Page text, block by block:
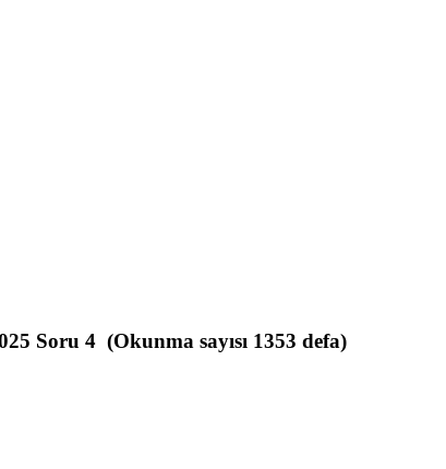
Soru 4 (Okunma sayısı 1353 defa)